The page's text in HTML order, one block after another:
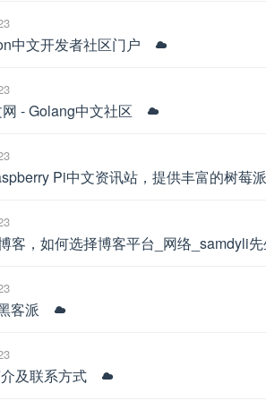
中文开发者社区门户
- Golang中文社区
Pi中文资讯站，提供丰富的树莓
客，如何选择博客平台_网络_samdyli
客派
及联系方式